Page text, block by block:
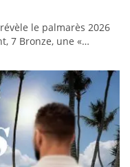
le palmarès 2026
7 Bronze, une «…